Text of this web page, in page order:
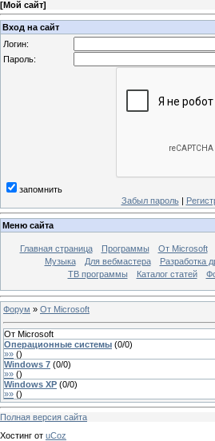
[Мой сайт]
Вход на сайт
Логин:
Пароль:
запомнить
Забыл пароль|
Меню сайта
Главная страница Программы От Microsoft
Музыка
Для вебмастера Разработка
ТВ программы
Каталог статей
Форум » От Microsoft
От Microsoft
Операционные системы (0/0)
»» ()
Windows 7 (0/0)
»» ()
Windows XP (0/0)
»» ()
Полная версия сайта
Хостинг от uCoz